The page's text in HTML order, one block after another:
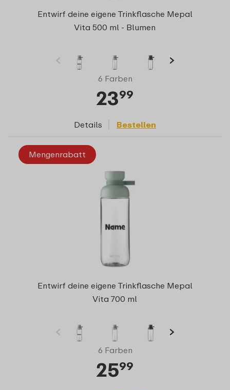
Entwirf deine eigene Trinkflasche Mepal
Vita 500 ml - Blumen
6 Farben
2399
Details Bestellen
Mengenrabatt
Entwirf deine eigene Trinkflasche Mepal
Vita 700 ml
6 Farben
2599